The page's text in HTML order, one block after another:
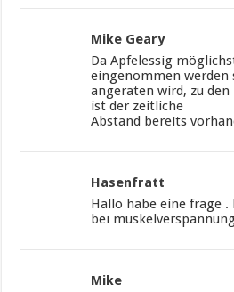
Mike Geary
Da Apfelessig
eingenommen werden
angeraten wird, zu
ist der zeitliche
Abstand bereits
Hasenfratt
Hallo habe eine frage .
bei
Mike